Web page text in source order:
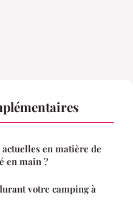
en matière de
en main ?
votre camping à